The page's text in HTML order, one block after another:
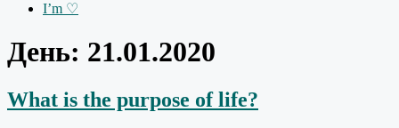
I’m ♡
День: 21.01.2020
What is the purpose of life?